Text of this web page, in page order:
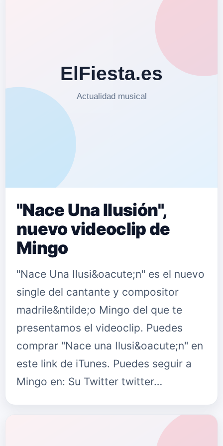
"Nace Una Ilusión",
nuevo videoclip de
Mingo
"Nace Una Ilusi&oacute;n" es el nuevo
single del cantante y compositor
madrile&ntilde;o Mingo del que te
presentamos el videoclip. Puedes
comprar "Nace una Ilusi&oacute;n" en
este link de iTunes. Puedes seguir a
Mingo en: Su Twitter twitter…